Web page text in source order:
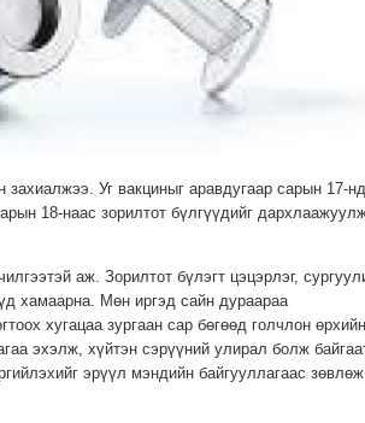
Уг вакциныг аравдугаар сарын 17-нд
18-наас зорилтот бүлгүүдийг
аж. Зорилтот бүлэгт цэцэрлэг,
хамаарна. Мөн иргэд сайн дураараа
хугацаа зургаан сар бөгөөд голчлон өрхийн
эхэлж, хүйтэн сэрүүний улирал болж
эрүүл мэндийн байгууллагаас зөвлөж